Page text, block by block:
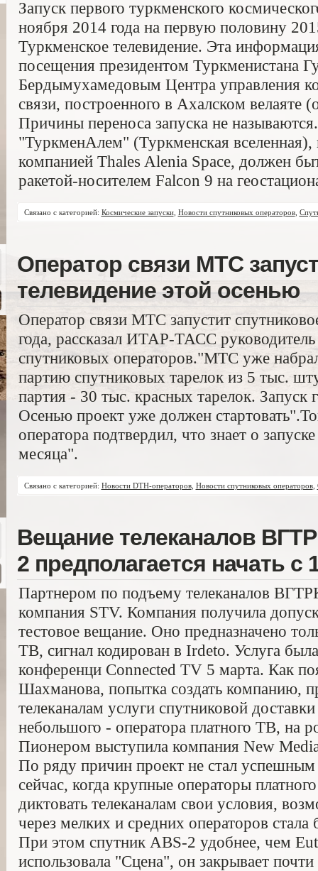
Запуск первого туркменского
ноября 2014 года на первую половину
Туркменское телевидение. Эта
посещения президентом Туркменистана
Бердымухамедовым Центра управления
связи, построенного в Ахалском велаяте
Причины переноса запуска не
"ТуркменАлем" (Туркменская
компанией Thales Alenia Space, должен
ракетой-носителем Falcon 9 на
Связано с категорией: Космические запуски, Новости спутниковых операторов,
Оператор связи МТС
телевидение этой осенью
Оператор связи МТС запустит
года, рассказал ИТАР-ТАСС руководитель
спутниковых операторов."МТС уже
партию спутниковых тарелок из 5 тыс.
партия - 30 тыс. красных тарелок. Запуск
Осенью проект уже должен
оператора подтвердил, что знает о
месяца".
Связано с категорией: Новости DTH-операторов, Новости спутниковых операторов,
Вещание телеканалов
2 предполагается начать с
Партнером по подъему телеканалов
компания STV. Компания получила
тестовое вещание. Оно предназначено
ТВ, сигнал кодирован в Irdeto. Услуга
конференци Connected TV 5 марта. Как
Шахманова, попытка создать компанию,
телеканалам услуги спутниковой
небольшого - оператора платного ТВ, на
Пионером выступила компания New
По ряду причин проект не стал
сейчас, когда крупные операторы
диктовать телеканалам свои условия,
через мелких и средних операторов стала
При этом спутник ABS-2 удобнее, чем
использовала "Сцена", он закрывает